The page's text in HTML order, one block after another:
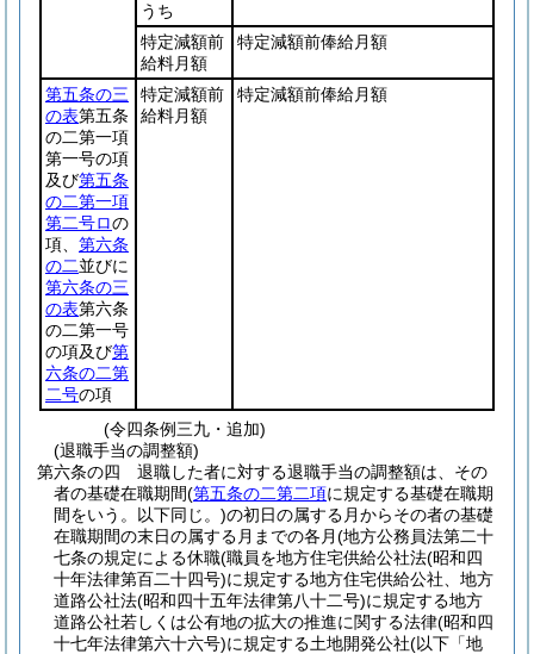
うち
特定減額前
給料月額
特定減額前俸給月額
第五条の三
の表第五条
の二第一項
第一号の項
及び第五条
の二第一項
第二号ロの
項、 第六条
の二並びに
第六条の三
の表第六条
の二第一号
の項及び第
六条の二第
二号の項
特定減額前
給料月額
特定減額前俸給月額
(令四条例三九・追加)
(退職手当の調整額)
第六条の四
退職した者に対する退職手当の調整額は、その
者の基礎在職期間(第五条の二第二項に規定する基礎在職期
間をいう。以下同じ。)の初日の属する月からその者の基礎
在職期間の末日の属する月までの各月(地方公務員法第二十
七条の規定による休職(職員を地方住宅供給公社法(昭和四
十年法律第百二十四号)に規定する地方住宅供給公社、地方
道路公社法(昭和四十五年法律第八十二号)に規定する地方
道路公社若しくは公有地の拡大の推進に関する法律(昭和四
十七年法律第六十六号)に規定する土地開発公社(以下「地